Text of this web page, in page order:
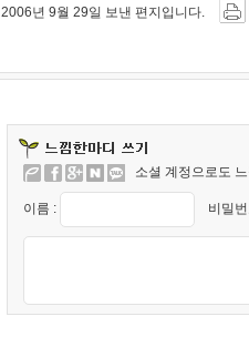
2006년 9월 29일 보낸 편지입니다.
소셜 계정으로도
이름 : 비밀